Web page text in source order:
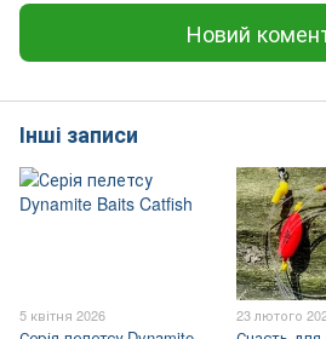
Новий
Інші записи
5 квітня 2026 23 лютого